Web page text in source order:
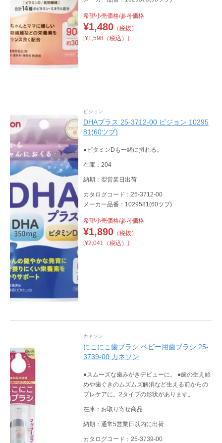
希望小売価格/参考価格
¥1,480（税抜）
[¥1,598（税込）]
ピジョン
DHAプラス 25-3712-00 ピジョン 10295
81(60ツブ)
●ビタミンDも一緒に摂れる。
在庫：204
納期：翌営業日出荷
カタログコード：25-3712-00
メーカー品番：1029581(60ツブ)
希望小売価格/参考価格
¥1,890（税抜）
[¥2,041（税込）]
カネソン
にこにこ歯ブラシ ベビー用歯ブラシ 25-
3739-00 カネソン
●スムーズな歯みがきデビューに。 ●歯の生え始
めや歯ぐきのムズムズ解消など生える前からの
プレケアに。2タイプの形状があります。
在庫：お取り寄せ商品
納期：通常5営業日以内に出荷
カタログコード：25-3739-00